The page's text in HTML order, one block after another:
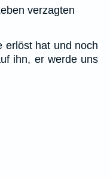
verzagten
erlöst hat und noch
ihn, er werde uns